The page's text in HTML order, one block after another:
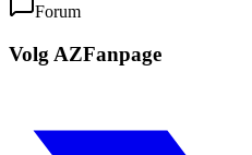
Forum
Volg AZFanpage